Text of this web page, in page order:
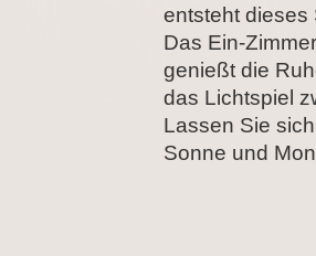
entsteht dieses
Das Ein-
genießt die
das Lichtspiel
Lassen Sie
Sonne und